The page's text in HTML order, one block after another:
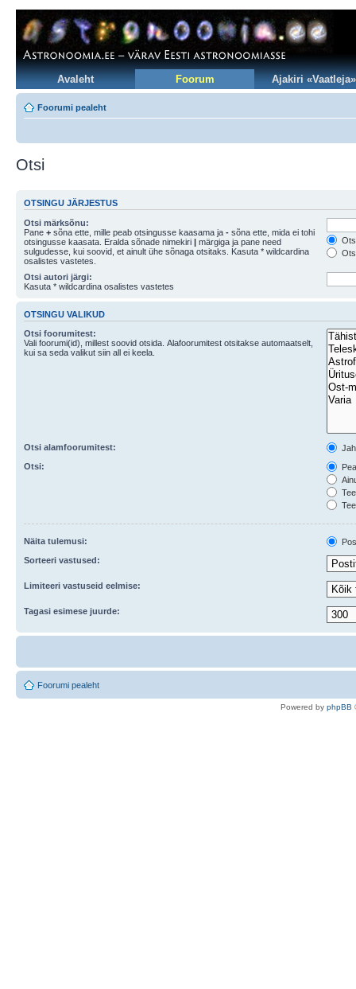
Avaleht Foorum Ajakiri «Vaatleja»
Foorumi pealeht
Otsi
OTSINGU JÄRJESTUS
Otsi märksõnu:
Pane + sõna ette, mille peab otsingusse kaasama ja - sõna ette, mida ei tohi
otsingusse kaasata. Eralda sõnade nimekiri | märgiga ja pane need
sulgudesse, kui soovid, et ainult ühe sõnaga otsitaks. Kasuta * wildcardina
osalistes vastetes.
Otsi autori järgi:
Kasuta * wildcardina osalistes vastetes
OTSINGU VALIKUD
Otsi foorumitest:
Vali foorumi(id), millest soovid otsida. Alafoorumitest otsitakse automaatselt,
kui sa seda valikut siin all ei keela.
Otsi alamfoorumitest:
Jah
Otsi:
Näita tulemusi:
Sorteeri vastused:
Limiteeri vastuseid eelmise:
Tagasi esimese juurde:
Foorumi pealeht
Powered by phpBB